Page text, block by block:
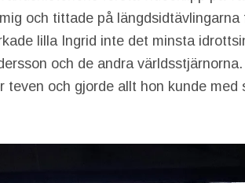
och tittade på längdsidtävlingarna
lilla Ingrid inte det minsta
och de andra
och gjorde allt hon kunde med